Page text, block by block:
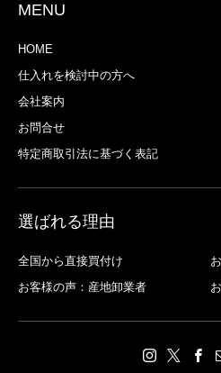
MENU
HOME
仕入れを検討中の方へ
会社案内
お問合せ
特定商取引法に基づく表記
選ばれる理由
全国から直接買付け
お客様の声：産地卸業者